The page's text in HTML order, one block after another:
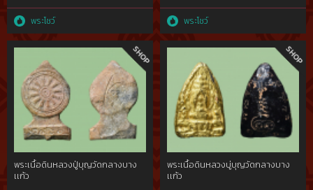
พระโชว์ พระโชว์
พระเนื้อดินหลวงปู่บุญวัดกลางบาง
เเก้ว
พระเนื้อดินหลวงบู่บุญวัดกลางบาง
เเก้ว